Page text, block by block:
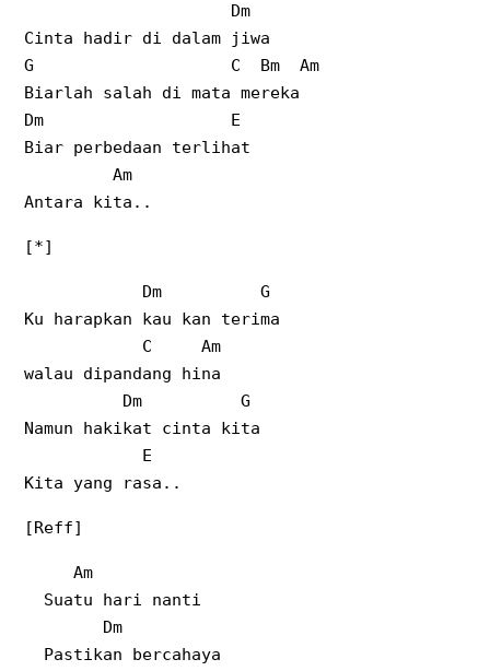
Dm
Cinta hadir di dalam jiwa
G C Bm Am
Biarlah salah di mata mereka
Dm E
Biar perbedaan terlihat
Am
Antara kita..
[*]
Dm G
Ku harapkan kau kan terima
C Am
walau dipandang hina
Dm G
Namun hakikat cinta kita
E
Kita yang rasa..
[Reff]
Am
Suatu hari nanti
Dm
Pastikan bercahaya